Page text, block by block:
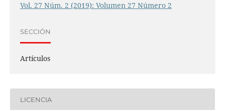
Vol. 27 Núm. 2 (2019): Volumen 27 Número 2
SECCIÓN
Artículos
LICENCIA